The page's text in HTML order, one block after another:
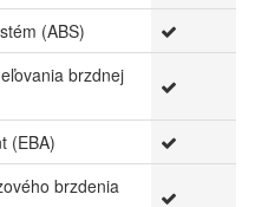
(ABS)
brzdnej
(EBA)
brzdenia